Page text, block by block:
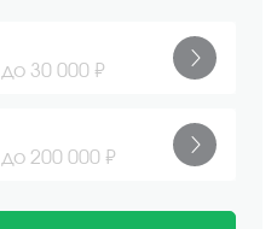
30 000 ₽
200 000 ₽